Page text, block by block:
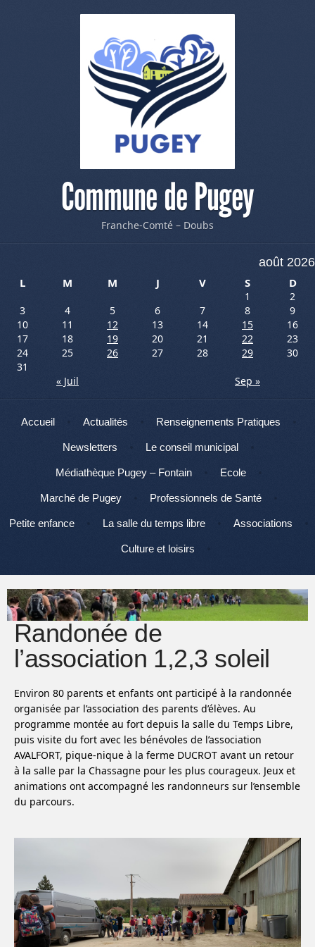
Commune de Pugey
Franche-Comté – Doubs
août 2026
L
M M J V S D
1
2
3
4 5 6 7 8
9
10
11 12 13 14 15
16
17
18 19 20 21 22
23
24
25 26 27 28 29
30
31
« Juil
Sep »
Menu
Aller au contenu
Accueil Actualités Renseignements Pratiques
Newsletters Le conseil municipal
Médiathèque Pugey – Fontain Ecole
Marché de Pugey Professionnels de Santé
Petite enfance La salle du temps libre Associations
Culture et loisirs
Randonée de
l’association 1,2,3 soleil
Environ 80 parents et enfants ont participé à la randonnée
organisée par l’association des parents d’élèves. Au
programme montée au fort depuis la salle du Temps Libre,
puis visite du fort avec les bénévoles de l’association
AVALFORT, pique-nique à la ferme DUCROT avant un retour
à la salle par la Chassagne pour les plus courageux. Jeux et
animations ont accompagné les randonneurs sur l’ensemble
du parcours.